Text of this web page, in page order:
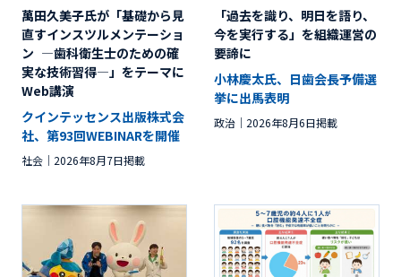
萬田久美子氏が「基礎から見
直すインスツルメンテーショ
ン ―歯科衛生士のための確
実な技術習得―」をテーマに
Web講演
クインテッセンス出版株式会
社、第93回WEBINARを開催
社会 2026年8月7日掲載
「過去を識り、明日を語り、
今を実行する」を組織運営の
要諦に
小林慶太氏、日歯会長予備選
挙に出馬表明
政治 2026年8月6日掲載